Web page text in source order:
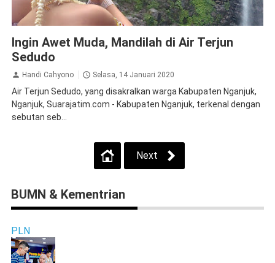
Ingin Awet Muda, Mandilah di Air Terjun
Sedudo
Handi Cahyono Selasa, 14 Januari 2020
Air Terjun Sedudo, yang disakralkan warga Kabupaten Nganjuk,
Nganjuk, Suarajatim.com - Kabupaten Nganjuk, terkenal dengan
sebutan seb...
Next
BUMN & Kementrian
PLN